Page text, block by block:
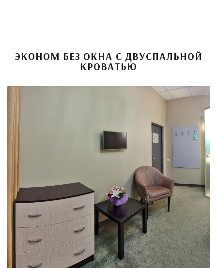
ЭКОНОМ БЕЗ ОКНА С ДВУСПАЛЬНОЙ
КРОВАТЬЮ